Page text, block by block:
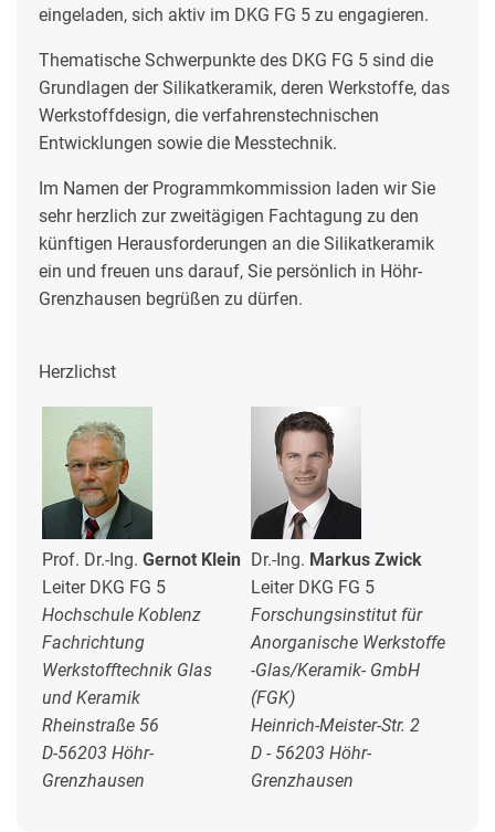
eingeladen, sich aktiv im DKG FG 5 zu engagieren.
Thematische Schwerpunkte des DKG FG 5 sind die
Grundlagen der Silikatkeramik, deren Werkstoffe, das
Werkstoffdesign, die verfahrenstechnischen
Entwicklungen sowie die Messtechnik.
Im Namen der Programmkommission laden wir Sie
sehr herzlich zur zweitägigen Fachtagung zu den
künftigen Herausforderungen an die Silikatkeramik
ein und freuen uns darauf, Sie persönlich in Höhr-
Grenzhausen begrüßen zu dürfen.
Herzlichst
Prof. Dr.-Ing. Gernot Klein
Leiter DKG FG 5
Hochschule Koblenz
Fachrichtung
Werkstofftechnik Glas
und Keramik
Rheinstraße 56
D-56203 Höhr-
Grenzhausen
Dr.-Ing. Markus Zwick
Leiter DKG FG 5
Forschungsinstitut für
Anorganische Werkstoffe
-Glas/Keramik- GmbH
(FGK)
Heinrich-Meister-Str. 2
D - 56203 Höhr-
Grenzhausen